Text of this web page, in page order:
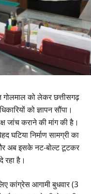
गोलमाल को लेकर छत्तीसगढ़
को ज्ञापन सौंपा।
जांच कराने की मांग की है।
निर्माण सामग्री का
अब इसके नट-बोल्ट टूटकर
रहा है।
कांग्रेस आगामी बुधवार (3